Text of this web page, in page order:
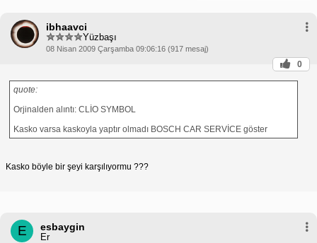
ibhaavci
Yüzbaşı
08 Nisan 2009 Çarşamba 09:06:16 (917 mesaj)
0
quote:
Orjinalden alıntı: CLİO SYMBOL
Kasko varsa kaskoyla yaptır olmadı BOSCH CAR SERVİCE göster
Kasko böyle bir şeyi karşılıyormu ???
E esbaygin
Er